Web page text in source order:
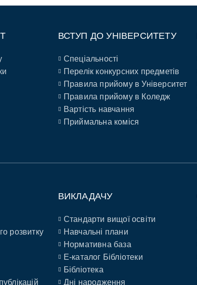
ВСТУП ДО УНІВЕРСИТЕТУ
Спеціальності
Перелік конкурсних предметів
Правила прийому в Університет
Правила прийому в Коледж
Вартість навчання
Приймальна коміся
розвитку
ВИКЛАДАЧУ
Стандарти вищої освіти
Навчальні плани
Нормативна база
E-каталог Бібліотеки
Бібліотека
Дні народження